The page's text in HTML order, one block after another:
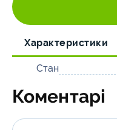
Характеристики
Стан
Коментарі